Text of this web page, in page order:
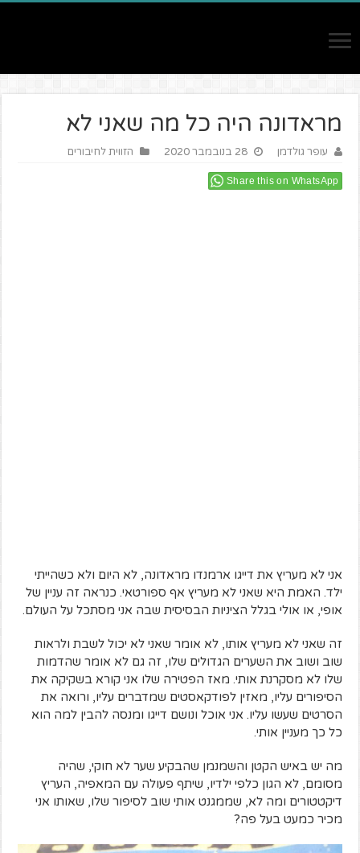
מראדונה היה כל מה שאני לא
עופר גולדמן 28 בנובמבר 2020 הזווית לחיבורים
Share this on WhatsApp
אני לא מעריץ את דייגו ארמנדו מראדונה, לא היום ולא כשהייתי
ילד. האמת היא שאני לא מעריץ אף ספורטאי. כנראה זה עניין של
אופי, או אולי בגלל הציניות הבסיסית שבה אני מסתכל על העולם.
זה שאני לא מעריץ אותו, לא אומר שאני לא יכול לשבת ולראות
שוב ושוב את השערים הגדולים שלו, זה גם לא אומר שהדמות
שלו לא מסקרנת אותי. מאז הפטירה שלו אני קורא בשקיקה את
הסיפורים עליו, מאזין לפודקאסטים שמדברים עליו, ורואה את
הסרטים שעשו עליו. אני אוכל ונושם דייגו ומנסה להבין למה הוא
כל כך מעניין אותי.
מה יש באיש הקטן והשמנמן שהבקיע שער לא חוקי, שהיה
מסומם, לא הגון כלפי ילדיו, שיתף פעולה עם המאפיה, העריץ
דיקטטורים ומה לא, שממגנט אותי שוב לסיפור שלו, שאותו אני
מכיר כמעט בעל פה?